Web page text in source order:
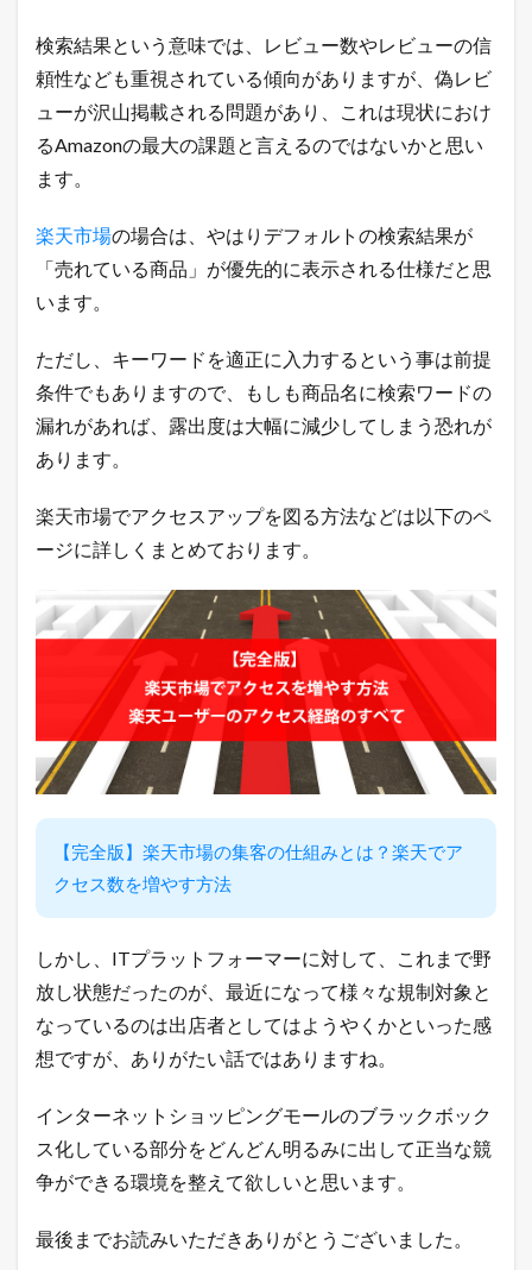
ピ
ン
グ
売
筋
ン
グ
2.3
a
z
o
n
売
れ
ラ
キ
2.4
o
o
!
ー
ラ
ン
ン
グ
2.5
店
長
う
で
い
つ
ぶ
検索結果という意味では、レビュー数やレビューの信
頼性なども重視されている傾向がありますが、偽レビ
ューが沢山掲載される問題があり、これは現状におけ
るAmazonの最大の課題と言えるのではないかと思い
ます。
楽天市場の場合は、やはりデフォルトの検索結果が
「売れている商品」が優先的に表示される仕様だと思
います。
ただし、キーワードを適正に入力するという事は前提
条件でもありますので、もしも商品名に検索ワードの
漏れがあれば、露出度は大幅に減少してしまう恐れが
あります。
楽天市場でアクセスアップを図る方法などは以下のペ
ージに詳しくまとめております。
【完全版】楽天市場の集客の仕組みとは？楽天でア
クセス数を増やす方法
しかし、ITプラットフォーマーに対して、これまで野
放し状態だったのが、最近になって様々な規制対象と
なっているのは出店者としてはようやくかといった感
想ですが、ありがたい話ではありますね。
インターネットショッピングモールのブラックボック
ス化している部分をどんどん明るみに出して正当な競
争ができる環境を整えて欲しいと思います。
最後までお読みいただきありがとうございました。